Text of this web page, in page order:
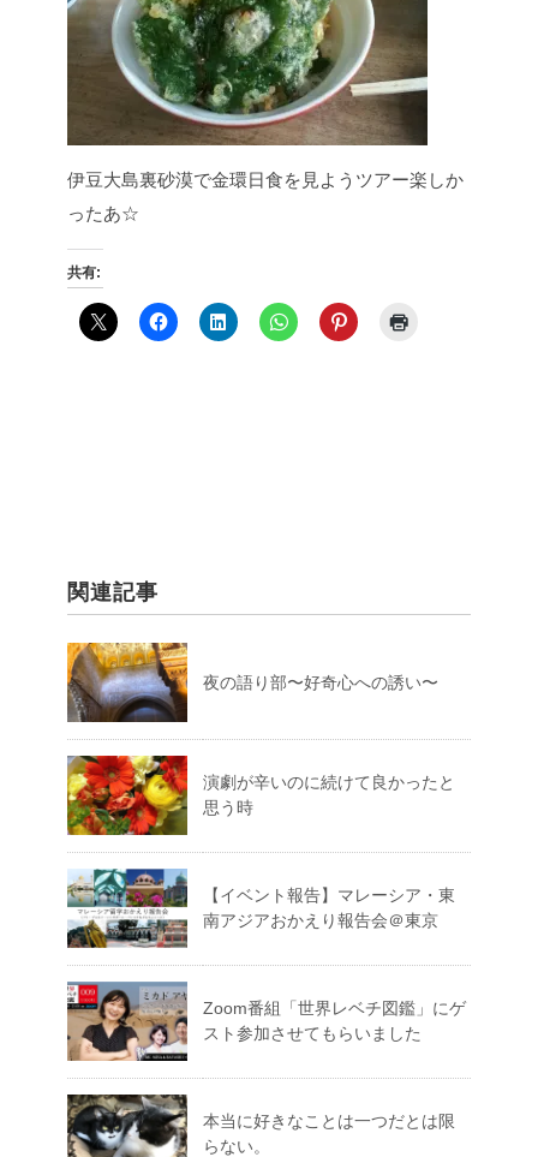
伊豆大島裏砂漠で金環日食を見ようツアー楽しか
ったあ☆
共有:
関連記事
夜の語り部〜好奇心への誘い〜
演劇が辛いのに続けて良かったと
思う時
【イベント報告】マレーシア・東
南アジアおかえり報告会＠東京
Zoom番組「世界レベチ図鑑」にゲ
スト参加させてもらいました
本当に好きなことは一つだとは限
らない。